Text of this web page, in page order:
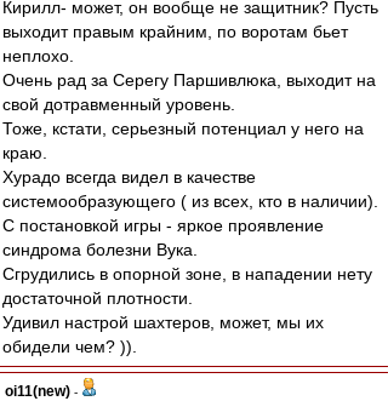
Кирилл- может, он вообще не защитник? Пусть
выходит правым крайним, по воротам бьет
неплохо.
Очень рад за Серегу Паршивлюка, выходит на
свой дотравменный уровень.
Тоже, кстати, серьезный потенциал у него на
краю.
Хурадо всегда видел в качестве
системообразующего ( из всех, кто в наличии).
С постановкой игры - яркое проявление
синдрома болезни Вука.
Сгрудились в опорной зоне, в нападении нету
достаточной плотности.
Удивил настрой шахтеров, может, мы их
обидели чем? )).
oi11(new) -